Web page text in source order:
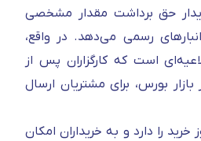
حق برداشت مقدار مشخصی
انبارهای رسمی می‌دهد. در واقع،
است که کارگزاران پس از
بورس، برای مشتریان ارسال
را دارد و به خریداران امکان